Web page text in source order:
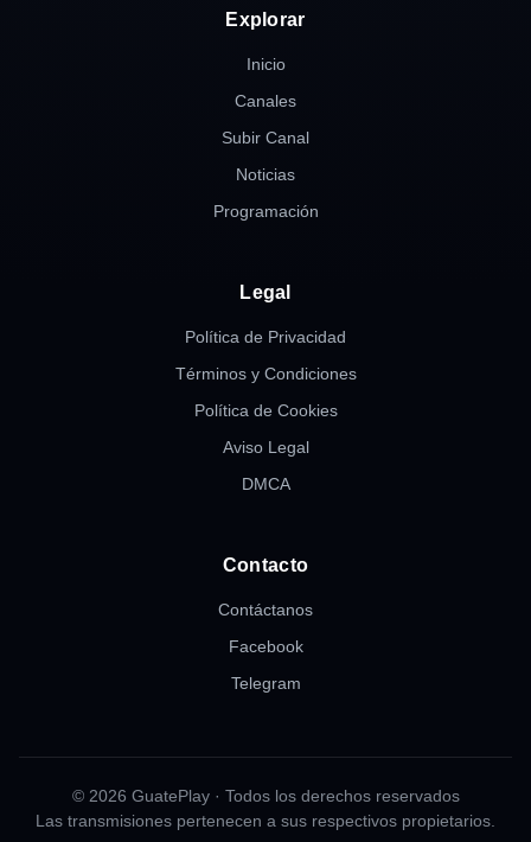
Explorar
Inicio
Canales
Subir Canal
Noticias
Programación
Legal
Política de Privacidad
Términos y Condiciones
Política de Cookies
Aviso Legal
DMCA
Contacto
Contáctanos
Facebook
Telegram
© 2026 GuatePlay · Todos los derechos reservados
Las transmisiones pertenecen a sus respectivos propietarios.